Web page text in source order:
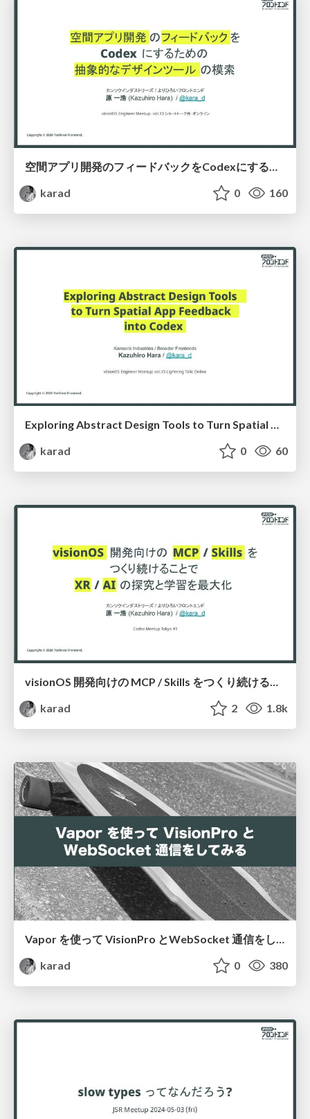
空間アプリ開発のフィードバックをCodexにするための抽象的なデザインツールの模索
karad
0 160
karad
0 60
visionOS 開発向けの MCP / Skills をつくり続けることで XR の探究と学習を最大化
karad
2 1.8k
Vapor を使って VisionPro とWebSocket 通信をしてみる
karad
0 380